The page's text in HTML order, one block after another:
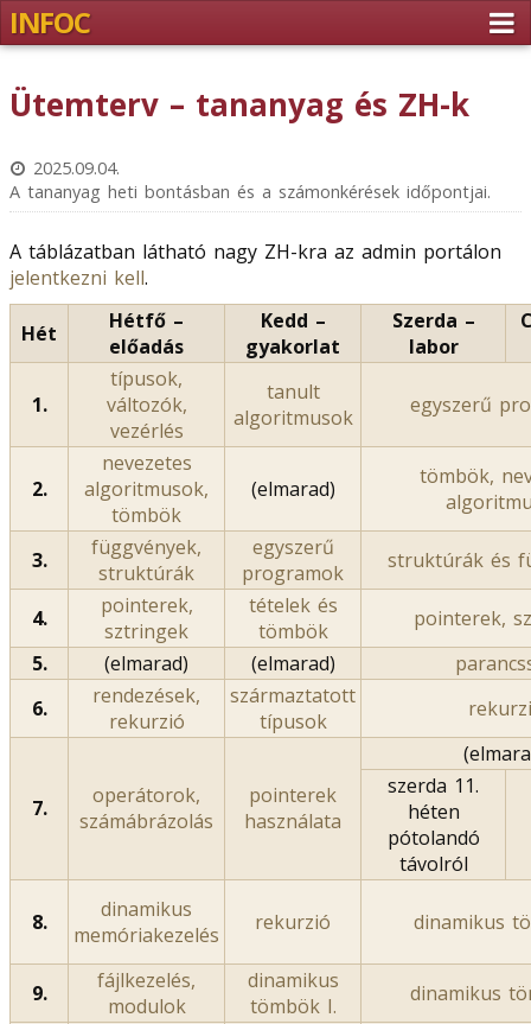
INFOC
Ütemterv – tananyag és ZH-k
2025.09.04.
A tananyag heti bontásban és a számonkérések időpontjai.
A táblázatban látható nagy ZH-kra az admin portálon
jelentkezni kell.
Hét
Hétfő –
előadás
Kedd –
gyakorlat
Szerda –
labor
1.
típusok,
változók,
vezérlés
tanult
algoritmusok
egyszerű
2.
nevezetes
algoritmusok,
tömbök
(elmarad)
tömbök,
3.
függvények,
struktúrák
egyszerű
programok
struktúrák és
4.
pointerek,
sztringek
tételek és
tömbök
pointerek,
5.
(elmarad) (elmarad)
6.
rendezések,
rekurzió
származtatott
típusok
7.
operátorok,
számábrázolás
pointerek
használata
szerda 11.
héten
pótolandó
távolról
8.
dinamikus
memóriakezelés
rekurzió dinamikus
9.
fájlkezelés,
modulok
dinamikus
tömbök I.
dinamikus